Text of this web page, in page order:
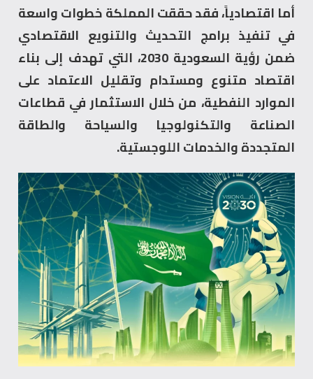
أما اقتصادياً، فقد حققت المملكة خطوات واسعة
في تنفيذ برامج التحديث والتنويع الاقتصادي
ضمن رؤية السعودية 2030، التي تهدف إلى بناء
اقتصاد متنوع ومستدام وتقليل الاعتماد على
الموارد النفطية، من خلال الاستثمار في قطاعات
الصناعة والتكنولوجيا والسياحة والطاقة
المتجددة والخدمات اللوجستية.